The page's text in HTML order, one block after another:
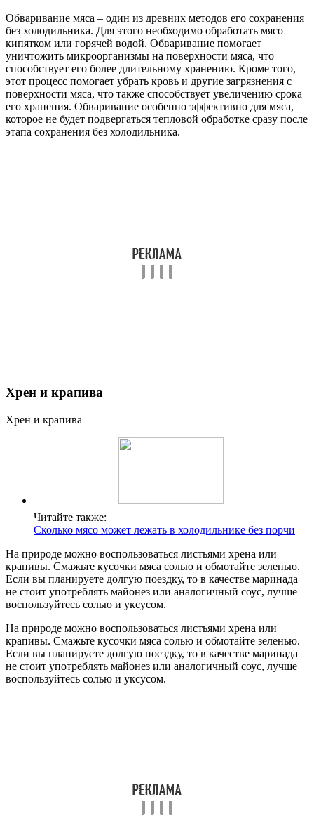
Обваривание мяса – один из древних методов его сохранения
без холодильника. Для этого необходимо обработать мясо
кипятком или горячей водой. Обваривание помогает
уничтожить микроорганизмы на поверхности мяса, что
способствует его более длительному хранению. Кроме того,
этот процесс помогает убрать кровь и другие загрязнения с
поверхности мяса, что также способствует увеличению срока
его хранения. Обваривание особенно эффективно для мяса,
которое не будет подвергаться тепловой обработке сразу после
этапа сохранения без холодильника.
Хрен и крапива
Хрен и крапива
Читайте также:
Сколько мясо может лежать в холодильнике без порчи
На природе можно воспользоваться листьями хрена или
крапивы. Смажьте кусочки мяса солью и обмотайте зеленью.
Если вы планируете долгую поездку, то в качестве маринада
не стоит употреблять майонез или аналогичный соус, лучше
воспользуйтесь солью и уксусом.
На природе можно воспользоваться листьями хрена или
крапивы. Смажьте кусочки мяса солью и обмотайте зеленью.
Если вы планируете долгую поездку, то в качестве маринада
не стоит употреблять майонез или аналогичный соус, лучше
воспользуйтесь солью и уксусом.